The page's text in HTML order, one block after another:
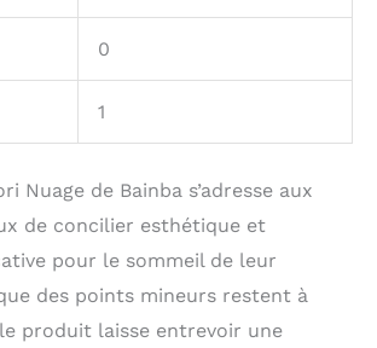
0
1
Nuage de Bainba s’adresse aux
de concilier esthétique et
pour le sommeil de leur
des points mineurs restent à
produit laisse entrevoir une